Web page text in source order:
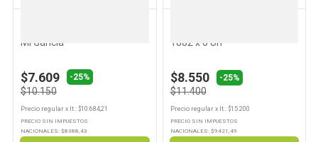
Ml Gancia
$7.609 -25%
$10.150
Precio regular x lt. : $10.684,21
PRECIO SIN IMPUESTOS
NACIONALES: $8388,43
1882 x 6 Un
$8.550 -25%
$11.400
Precio regularx lt. : $15.200
PRECIO SIN IMPUESTOS
NACIONALES: $9421,49